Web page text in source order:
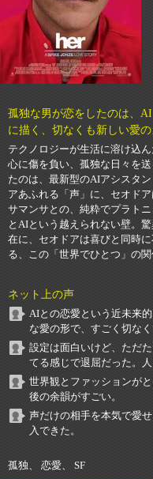
孤独な男が恋をしたのは、
に描く、切なくも新しい愛の
テクノロジーが生活に溶け込
心に傷を負い、孤独な日々を
たのは、最新型のAIアシスタ
アあふれる「声」に、セオド
サマンサとの、純粋でプラト
とAIという越えられない壁。
在に、セオドアは喜びと同時
る、この「世界でひとつ」の関
ネット上の声
AIとの恋愛という近未来
な愛の形で、すごく切な
設定は面白いけど、ただ
てる感じで退屈だった。
世界観とファッションが
後の余韻がすごい。
声だけの相手を本気で愛
入できた。
孤独、 恋愛、 SF